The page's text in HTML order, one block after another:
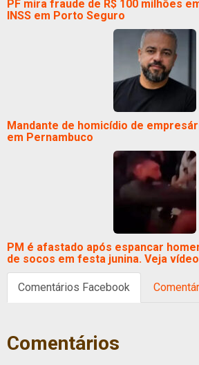
PF mira fraude de R$ 100 milhões
INSS em Porto Seguro
Mandante de homicídio de
em Pernambuco
PM é afastado após espancar
de socos em festa junina. Veja vídeo
Comentários Facebook
Comentários